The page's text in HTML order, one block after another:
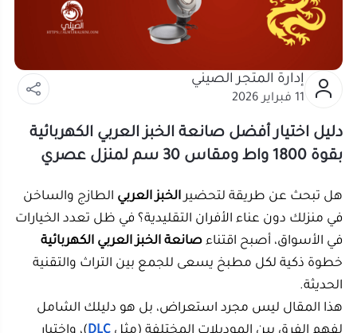
دليل اختيار أفضل صانعة الخبز العربي الكهربائية
بقوة 1800 واط ومقاس 30 سم لمنزل عصري
11 فبراير 2026
هل تبحث عن طريقة لتحضيرالخبز العربيالطازج والساخن
في الأسواق، أصبح اقتناءصانعة الخبز العربي الكهربائية
خطوة ذكية لكل مطبخ يسعى للجمع بين التراث والتقنية
الحديثة.
هذا المقال ليس مجرد استعراض، بل هو دليلك الشامل
لفهم الفرق بين الموديلات المختلفة (مثل
الحجم الأنسب، والقوة الكهربائية المثالية سواء كانت 1800
واط
أو أكثر. سنشرح لك لماذا تستحق هذه الآلة القراءة